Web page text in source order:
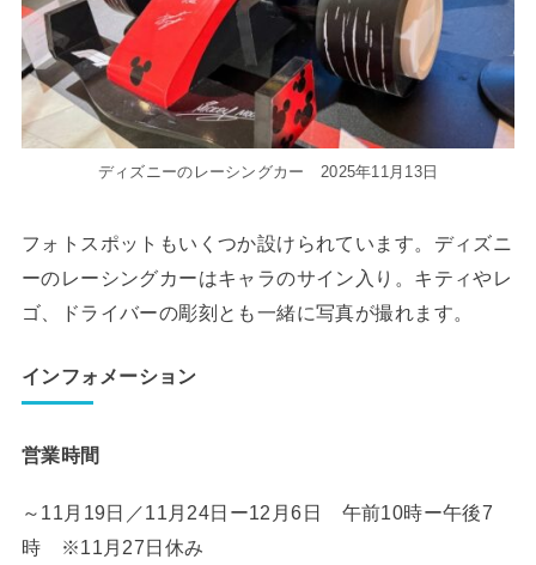
ディズニーのレーシングカー 2025年11月13日
フォトスポットもいくつか設けられています。ディズニ
ーのレーシングカーはキャラのサイン入り。キティやレ
ゴ、ドライバーの彫刻とも一緒に写真が撮れます。
インフォメーション
営業時間
～11月19日／11月24日ー12月6日 午前10時ー午後7
時 ※11月27日休み